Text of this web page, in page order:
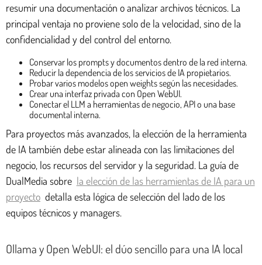
resumir una documentación o analizar archivos técnicos. La
principal ventaja no proviene solo de la velocidad, sino de la
confidencialidad y del control del entorno.
Conservar los prompts y documentos dentro de la red interna.
Reducir la dependencia de los servicios de IA propietarios.
Probar varios modelos open weights según las necesidades.
Crear una interfaz privada con Open WebUI.
Conectar el LLM a herramientas de negocio, API o una base
documental interna.
Para proyectos más avanzados, la elección de la herramienta
de IA también debe estar alineada con las limitaciones del
negocio, los recursos del servidor y la seguridad. La guía de
DualMedia sobre la elección de las herramientas de IA para un
proyecto detalla esta lógica de selección del lado de los
equipos técnicos y managers.
Ollama y Open WebUI: el dúo sencillo para una IA local